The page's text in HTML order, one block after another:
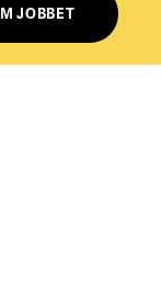
JOBBET